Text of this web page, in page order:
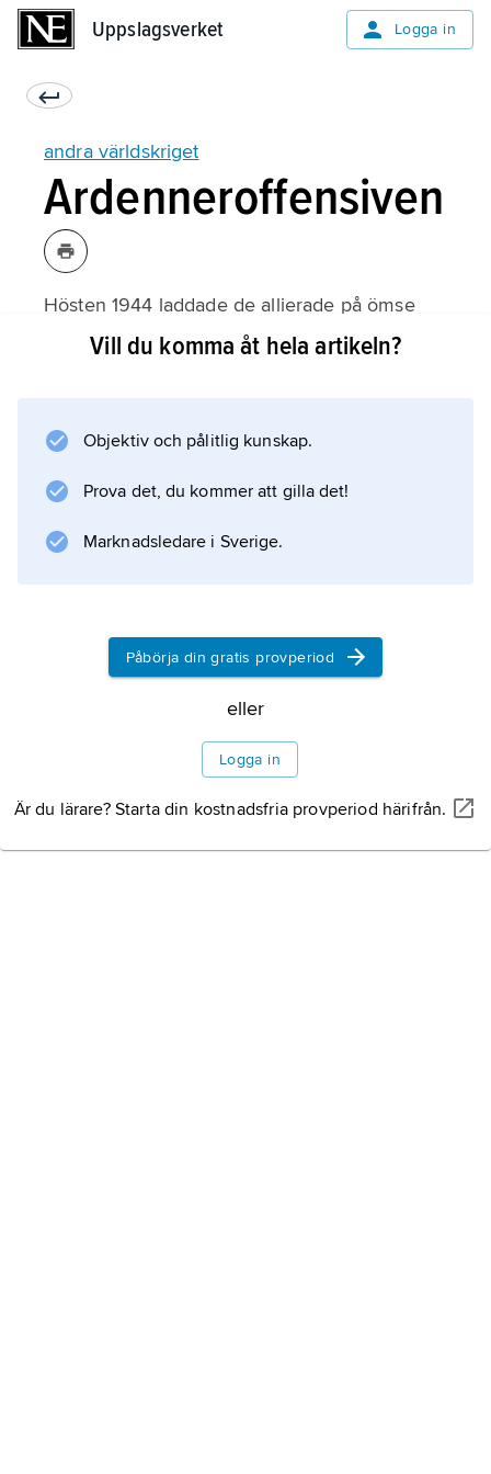
Uppslagsverket Logga in
andra världskriget
Ardenneroffensiven
Hösten 1944 laddade de allierade på ömse
sidor om Tyskland upp inför slutstriden. Kriget,
sensommaren, kom att fortsätta ytterligare åtta
månader. Hitler utnyttjade detta till att
Vill du komma åt hela artikeln?
Objektiv och pålitlig kunskap.
Prova det, du kommer att gilla det!
Marknadsledare i Sverige.
Påbörja din gratis provperiod
eller
Logga in
Är du lärare? Starta din kostnadsfria provperiod härifrån.